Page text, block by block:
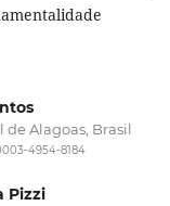
Alagoas, Brasil
4954-8184
Pizzi